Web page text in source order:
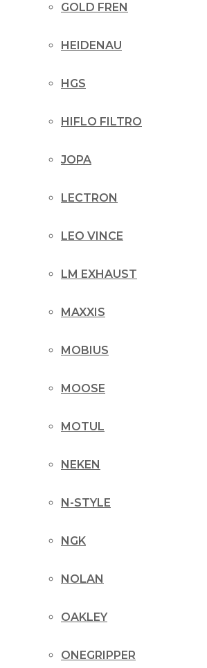
GOLD FREN
HEIDENAU
HGS
HIFLO FILTRO
JOPA
LECTRON
LEO VINCE
LM EXHAUST
MAXXIS
MOBIUS
MOOSE
MOTUL
NEKEN
N-STYLE
NGK
NOLAN
OAKLEY
ONEGRIPPER